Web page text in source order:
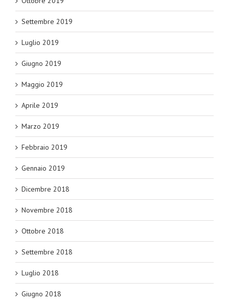
Settembre 2019
Luglio 2019
Giugno 2019
Maggio 2019
Aprile 2019
Marzo 2019
Febbraio 2019
Gennaio 2019
Dicembre 2018
Novembre 2018
Ottobre 2018
Settembre 2018
Luglio 2018
Giugno 2018